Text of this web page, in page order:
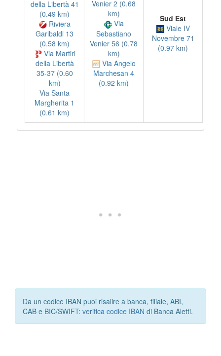
della Libertà 41
(0.49 km)
Riviera
Garibaldi 13
(0.58 km)
Via Martiri
della Libertà
35-37 (0.60
km)
Via Santa
Margherita 1
(0.61 km)
Venier 2 (0.68
km)
Via
Sebastiano
Venier 56 (0.78
km)
Via Angelo
Marchesan 4
(0.92 km)
Sud Est
Viale IV
Novembre 71
(0.97 km)
Da un codice IBAN puoi risalire a banca, filiale, ABI,
CAB e BIC/SWIFT: verifica codice IBAN di Banca Aletti.